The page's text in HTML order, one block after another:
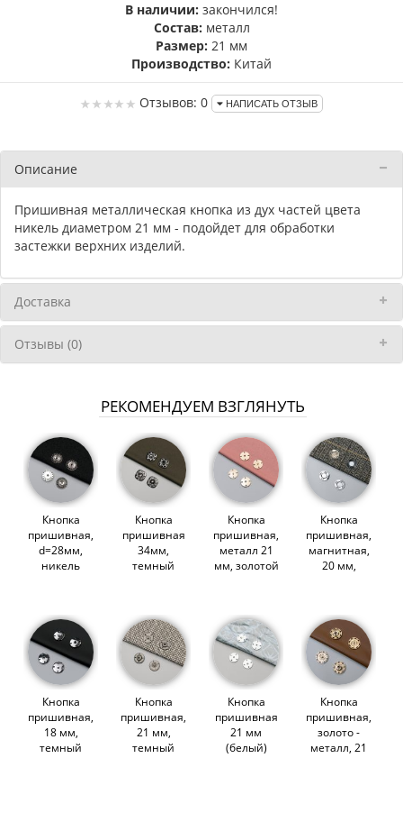
В наличии: закончился!
Состав: металл
Размер: 21 мм
Производство: Китай
Отзывов: 0 НАПИСАТЬ ОТЗЫВ
Описание
Пришивная металлическая кнопка из дух частей цвета
никель диаметром 21 мм - подойдет для обработки
застежки верхних изделий.
Доставка
Отзывы (0)
РЕКОМЕНДУЕМ ВЗГЛЯНУТЬ
Кнопка
пришивная,
d=28мм,
никель
Кнопка
пришивная
34мм,
темный
Кнопка
пришивная,
металл 21
мм, золотой
Кнопка
пришивная,
магнитная,
20 мм,
Кнопка
пришивная,
18 мм,
темный
Кнопка
пришивная,
21 мм,
темный
Кнопка
пришивная
21 мм
(белый)
Кнопка
пришивная,
золото -
металл, 21